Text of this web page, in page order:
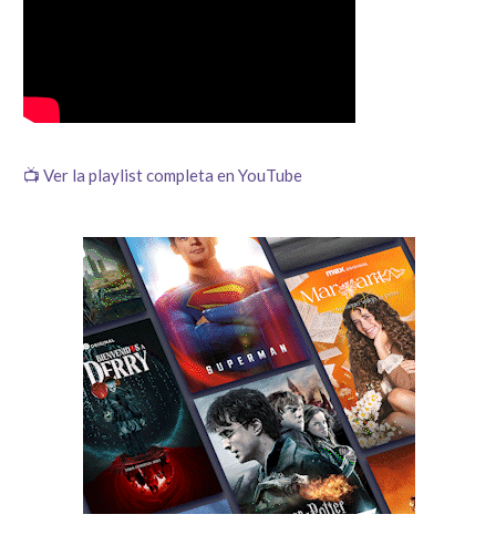
📺 Ver la playlist completa en YouTube